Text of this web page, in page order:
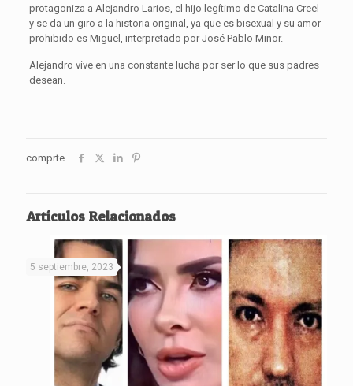
protagoniza a Alejandro Larios, el hijo legítimo de Catalina Creel
y se da un giro a la historia original, ya que es bisexual y su amor
prohibido es Miguel, interpretado por José Pablo Minor.
Alejandro vive en una constante lucha por ser lo que sus padres
desean.
comprte
Artículos Relacionados
5 septiembre, 2023